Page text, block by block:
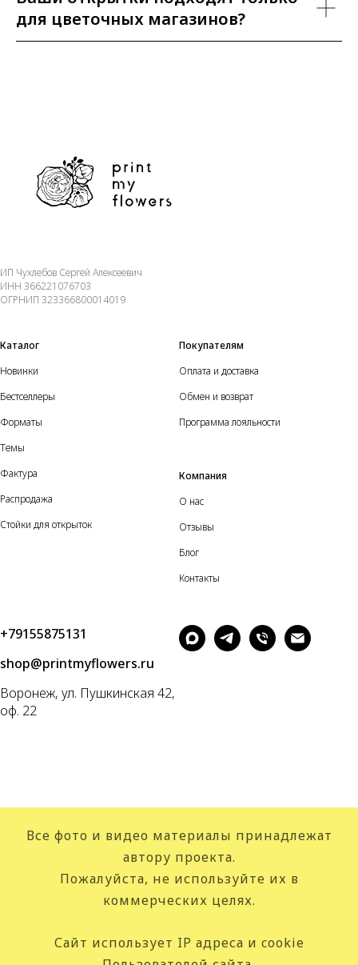
для цветочных магазинов?
ИП Чухлебов Сергей Алексеевич
ИНН 366221076703
ОГРНИП 323366800014019
Каталог
Новинки
Бестселлеры
Форматы
Темы
Фактура
Распродажа
Стойки для открыток
Покупателям
Оплата и доставка
Обмен и возврат
Программа лояльности
Компания
О нас
Отзывы
Блог
Контакты
+79155875131
shop@printmyflowers.ru
Воронеж, ул. Пушкинская 42,
оф. 22
Все фото и видео материалы принадлежат
автору проекта.
Пожалуйста, не используйте их в
коммерческих целях.
Сайт использует IP адреса и cookie